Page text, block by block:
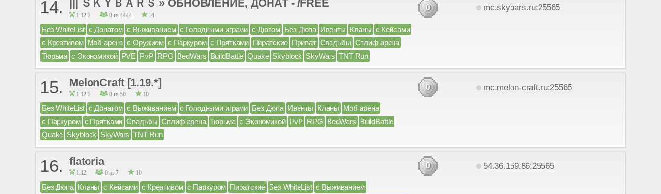
14. ||| ＳＫＹＢＡＲＳ » ОБНОВЛЕНИЕ, ДОНАТ - /FREE
1.12.2 0 из 4444 14
0 mc.skybars.ru:25565
Без WhiteList с Донатом с Выживанием с Голодными играми с Дюпом Без Дюпа Ивенты Кланы с Кейсами
с Креативом Моб арена с Оружием с Паркуром с Прятками Пиратские Приват Свадьбы Сплиф арена
Тюрьма с Экономикой PVE PvP RPG BedWars BuildBattle Quake Skyblock SkyWars TNT Run
15. MelonCraft [1.19.*]
1.12.2 0 из 50 10
0 mc.melon-craft.ru:25565
Без WhiteList с Донатом с Выживанием с Голодными играми Без Дюпа Ивенты Кланы Моб арена
с Паркуром с Прятками Свадьбы Сплиф арена Тюрьма с Экономикой PvP RPG BedWars BuildBattle
Quake Skyblock SkyWars TNT Run
16. flatoria
1.12 0 из 7 10
0 54.36.159.86:25565
Без Дюпа Кланы с Кейсами с Креативом с Паркуром Пиратские Без WhiteList с Выживанием